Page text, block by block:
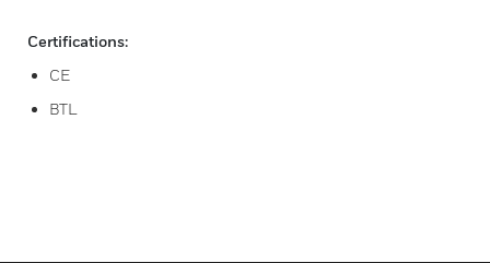
Certifications:
CE
BTL